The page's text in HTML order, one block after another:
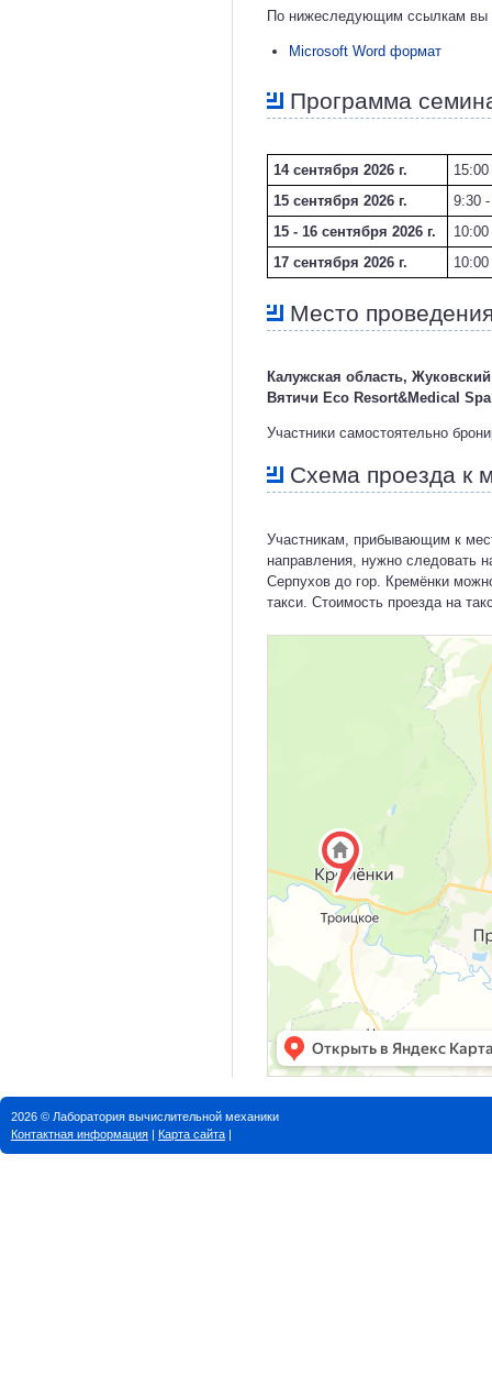
По нижеследующим ссылкам вы
Microsoft Word формат
Программа
14 сентября 2026 г.
15 сентября 2026 г.
9:30
15 - 16 сентября 2026 г.
17 сентября 2026 г.
Место
Калужская область,
Вятичи Eco Resort&Medical
Участники самостоятельно
Схема проезда к
Участникам, прибывающим к
направления, нужно следовать
Серпухов до гор. Кремёнки
такси. Стоимость проезда на
2026 © Лаборатория вычислительной механики
Контактная информация | Карта сайта |